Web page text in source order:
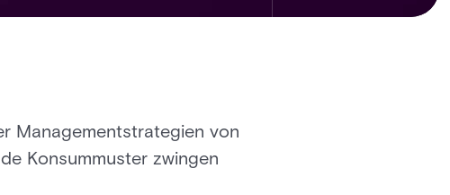
Managementstrategien von
Konsummuster zwingen